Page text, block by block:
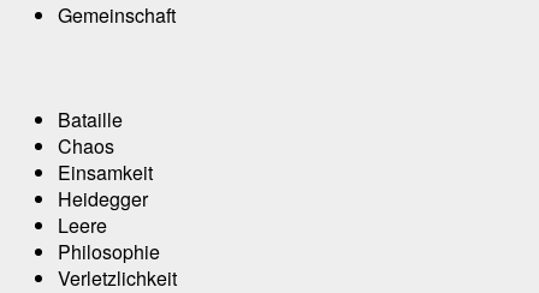
Gemeinschaft
Bataille
Chaos
Einsamkeit
Heidegger
Leere
Philosophie
Verletzlichkeit